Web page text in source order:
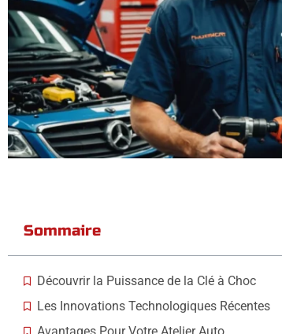
Sommaire
Découvrir la Puissance de la Clé à Choc
Les Innovations Technologiques Récentes